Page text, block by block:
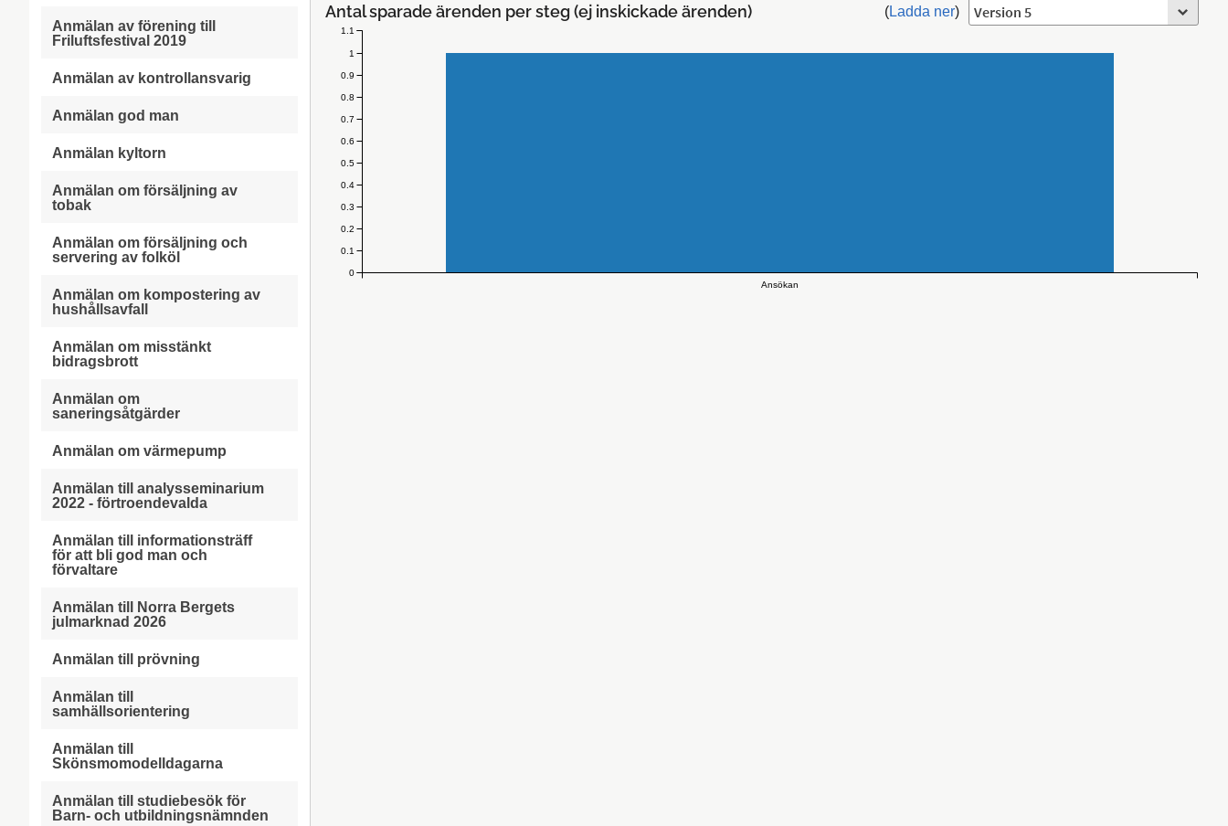
Anmälan av förening till
Friluftsfestival 2019
Anmälan av kontrollansvarig
Anmälan god man
Anmälan kyltorn
Anmälan om försäljning av
tobak
Anmälan om försäljning och
servering av folköl
Anmälan om kompostering av
hushållsavfall
Anmälan om misstänkt
bidragsbrott
Anmälan om
saneringsåtgärder
Anmälan om värmepump
Anmälan till analysseminarium
2022 - förtroendevalda
Anmälan till informationsträff
för att bli god man och
förvaltare
Anmälan till Norra Bergets
julmarknad 2026
Anmälan till prövning
Anmälan till
samhällsorientering
Anmälan till
Skönsmomodelldagarna
Anmälan till studiebesök för
Barn- och utbildningsnämnden
Antal sparade ärenden per steg (ej inskickade ärenden) (Ladda ner)
Ansökan
0
0.1
0.2
0.3
0.4
0.5
0.6
0.7
0.8
0.9
1
1.1